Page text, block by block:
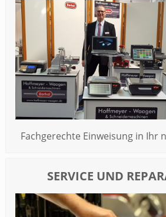
Fachgerechte Einweisung in Ihr
SERVICE UND